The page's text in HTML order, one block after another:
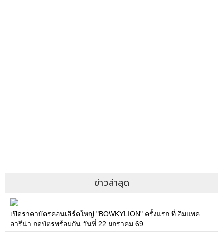
ข่าวล่าสุด
เปิดราคาบัตรคอนเสิร์ตใหญ่ "BOWKYLION" ครั้งแรก ที่ อิมแพค
อารีน่า กดบัตรพร้อมกัน วันที่ 22 มกราคม 69